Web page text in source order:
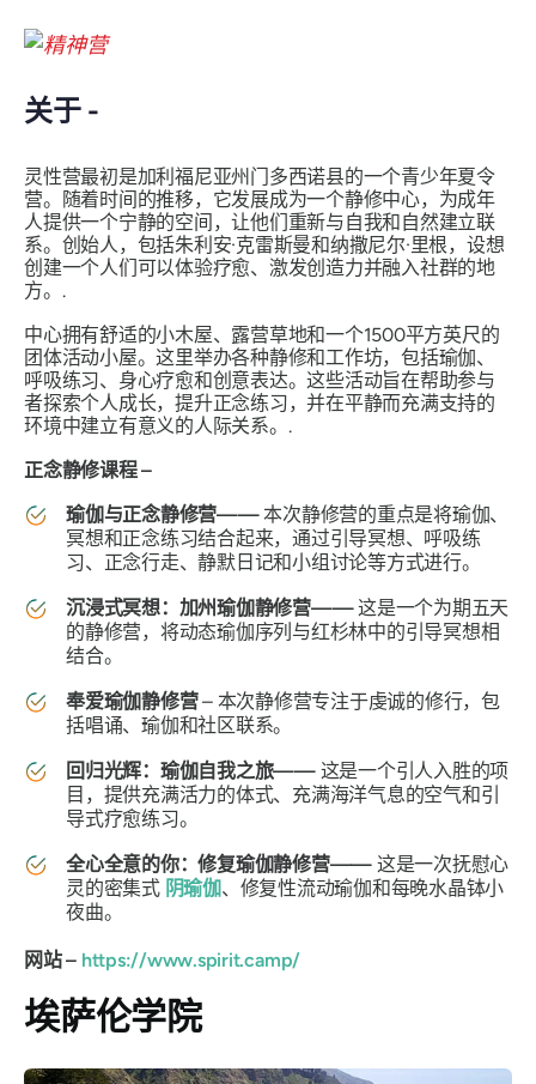
关于 -
灵性营最初是加利福尼亚州门多西诺县的一个青少年夏令
营。随着时间的推移，它发展成为一个静修中心，为成年
人提供一个宁静的空间，让他们重新与自我和自然建立联
系。创始人，包括朱利安·克雷斯曼和纳撒尼尔·里根，设想
创建一个人们可以体验疗愈、激发创造力并融入社群的地
方。.
中心拥有舒适的小木屋、露营草地和一个1500平方英尺的
团体活动小屋。这里举办各种静修和工作坊，包括瑜伽、
呼吸练习、身心疗愈和创意表达。这些活动旨在帮助参与
者探索个人成长，提升正念练习，并在平静而充满支持的
环境中建立有意义的人际关系。.
正念静修课程 –
瑜伽与正念静修营——本次静修营的重点是将瑜伽、
冥想和正念练习结合起来，通过引导冥想、呼吸练
习、正念行走、静默日记和小组讨论等方式进行。
沉浸式冥想：加州瑜伽静修营——这是一个为期五天
的静修营，将动态瑜伽序列与红杉林中的引导冥想相
结合。
奉爱瑜伽静修营– 本次静修营专注于虔诚的修行，包
括唱诵、瑜伽和社区联系。
回归光辉：瑜伽自我之旅—— 这是一个引人入胜的项
目，提供充满活力的体式、充满海洋气息的空气和引
导式疗愈练习。
全心全意的你：修复瑜伽静修营—— 这是一次抚慰心
灵的密集式 阴瑜伽、修复性流动瑜伽和每晚水晶钵小
夜曲。
网站 – https://www.spirit.camp/
埃萨伦学院